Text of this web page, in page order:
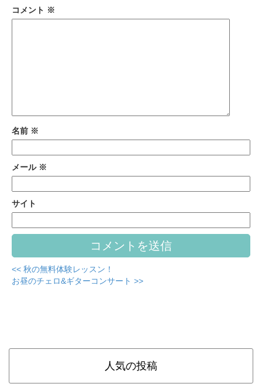
コメント ※
名前 ※
メール ※
サイト
<< 秋の無料体験レッスン！
お昼のチェロ&ギターコンサート >>
人気の投稿